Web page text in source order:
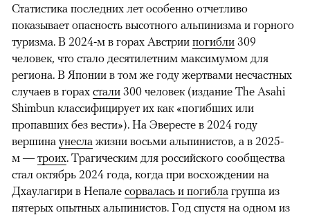
Статистика последних лет особенно отчетливо
показывает опасность высотного альпинизма и горного
туризма. В 2024-м в горах Австрии погибли 309
человек, что стало десятилетним максимумом для
региона. В Японии в том же году жертвами несчастных
случаев в горах стали 300 человек (издание The Asahi
Shimbun классифицирует их как «погибших или
пропавших без вести»). На Эвересте в 2024 году
вершина унесла жизни восьми альпинистов, а в 2025-
м — троих. Трагическим для российского сообщества
стал октябрь 2024 года, когда при восхождении на
Дхаулагири в Непале сорвалась и погибла группа из
пятерых опытных альпинистов. Год спустя на одном из